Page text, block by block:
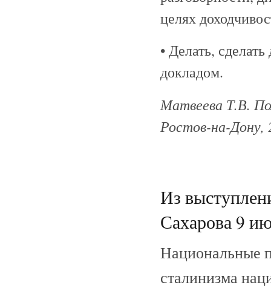
целях
• Делать,
докладом.
Матвеева Т.В.
Ростов-на-Дону,
Из
Сахарова 9
Национальные
сталинизма